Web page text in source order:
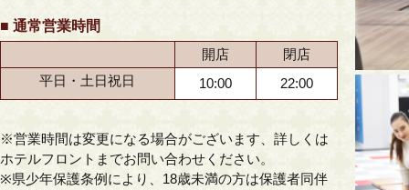
■ 通常営業時間
開店
閉店
平日・土日祝日
10:00 22:00
※営業時間は変更になる場合がございます、詳しくは
ホテルフロントまでお問い合わせください。
※県少年保護条例により、18歳未満の方は保護者同伴